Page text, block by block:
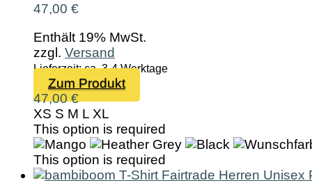
47,00 €
Enthält 19% MwSt.
zzgl. Versand
Lieferzeit: ca. 3-4 Werktage
Zum Produkt
Produkt
mehrere
Varianten
auf.
Die
47,00€
XS S M L XL
This option is required
This option is required